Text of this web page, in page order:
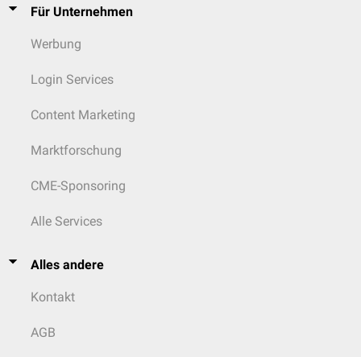
Für Unternehmen
Werbung
Login Services
Content Marketing
Marktforschung
CME-Sponsoring
Alle Services
Alles andere
Kontakt
AGB